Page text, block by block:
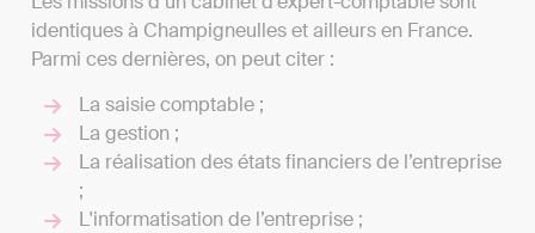
identiques à Champigneulles et ailleurs en France.
Parmi ces dernières, on peut citer :
La saisie comptable ;
La gestion ;
La réalisation des états financiers de l’entreprise
;
L'informatisation de l’entreprise ;